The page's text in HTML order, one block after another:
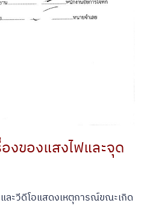
งของแสงไฟและจุด
ละวีดีโอแสดงเหตุการณ์ขณะเกิด